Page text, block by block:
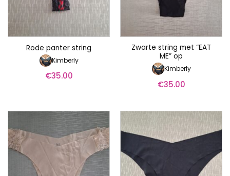
Rode panter string
Kimberly
€35.00
Zwarte string met “EAT
ME” op
Kimberly
€35.00